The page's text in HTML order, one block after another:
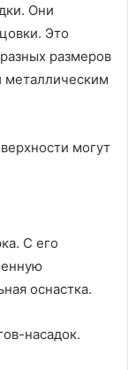
Они
Это
размеров
могут
С его
оснастка.
насадок.